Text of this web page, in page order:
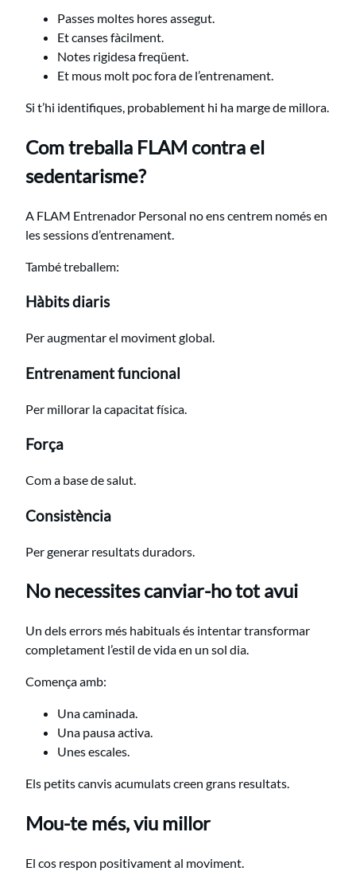
Passes moltes hores assegut.
Et canses fàcilment.
Notes rigidesa freqüent.
Et mous molt poc fora de l’entrenament.
Si t’hi identifiques, probablement hi ha marge de millora.
Com treballa FLAM contra el
sedentarisme?
A FLAM Entrenador Personal no ens centrem només en
les sessions d’entrenament.
També treballem:
Hàbits diaris
Per augmentar el moviment global.
Entrenament funcional
Per millorar la capacitat física.
Força
Com a base de salut.
Consistència
Per generar resultats duradors.
No necessites canviar-ho tot avui
Un dels errors més habituals és intentar transformar
completament l’estil de vida en un sol dia.
Comença amb:
Una caminada.
Una pausa activa.
Unes escales.
Els petits canvis acumulats creen grans resultats.
Mou-te més, viu millor
El cos respon positivament al moviment.